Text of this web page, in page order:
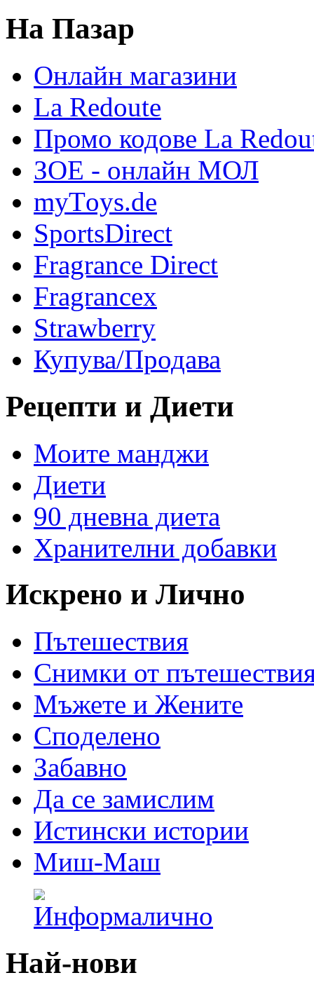
На Пазар
Онлайн магазини
La Redoute
Промо кодове La
ЗОЕ - онлайн МОЛ
myТoys.de
SportsDirect
Fragrance Direct
Fragrancex
Strawberry
Купува/Продава
Рецепти и Диети
Моите манджи
Диети
90 дневна диета
Хранителни добавки
Искрено и Лично
Пътешествия
Снимки от
Мъжете и Жените
Спoделено
Забавно
Да се замислим
Истински истории
Миш-Маш
Най-нови